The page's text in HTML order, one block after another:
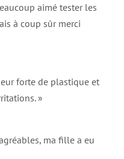
aimé tester les
à coup sûr merci
forte de plastique et
»
ma fille a eu